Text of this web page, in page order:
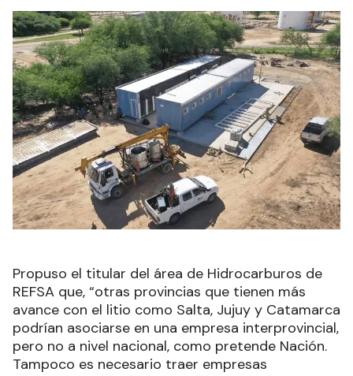
Propuso el titular del área de Hidrocarburos de
REFSA que, “otras provincias que tienen más
avance con el litio como Salta, Jujuy y Catamarca
podrían asociarse en una empresa interprovincial,
pero no a nivel nacional, como pretende Nación.
Tampoco es necesario traer empresas